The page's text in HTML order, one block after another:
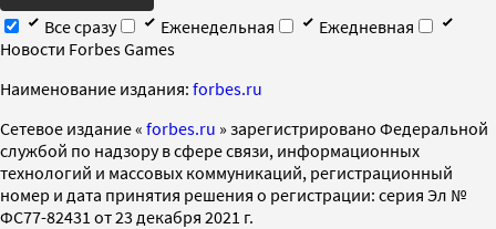
Все сразу
Еженедельная
Ежедневная
Новости Forbes Games
Наименование издания: forbes.ru
Cетевое издание « forbes.ru » зарегистрировано Федеральной
службой по надзору в сфере связи, информационных
технологий и массовых коммуникаций, регистрационный
номер и дата принятия решения о регистрации: серия Эл №
ФС77-82431 от 23 декабря 2021 г.